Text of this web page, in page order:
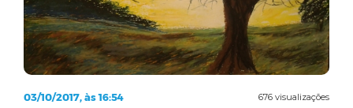
676 visualizações
03/10/2017, às 16:54